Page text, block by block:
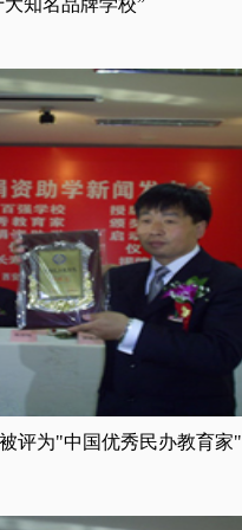
名品牌学校”
评为"中国优秀民办教育家"